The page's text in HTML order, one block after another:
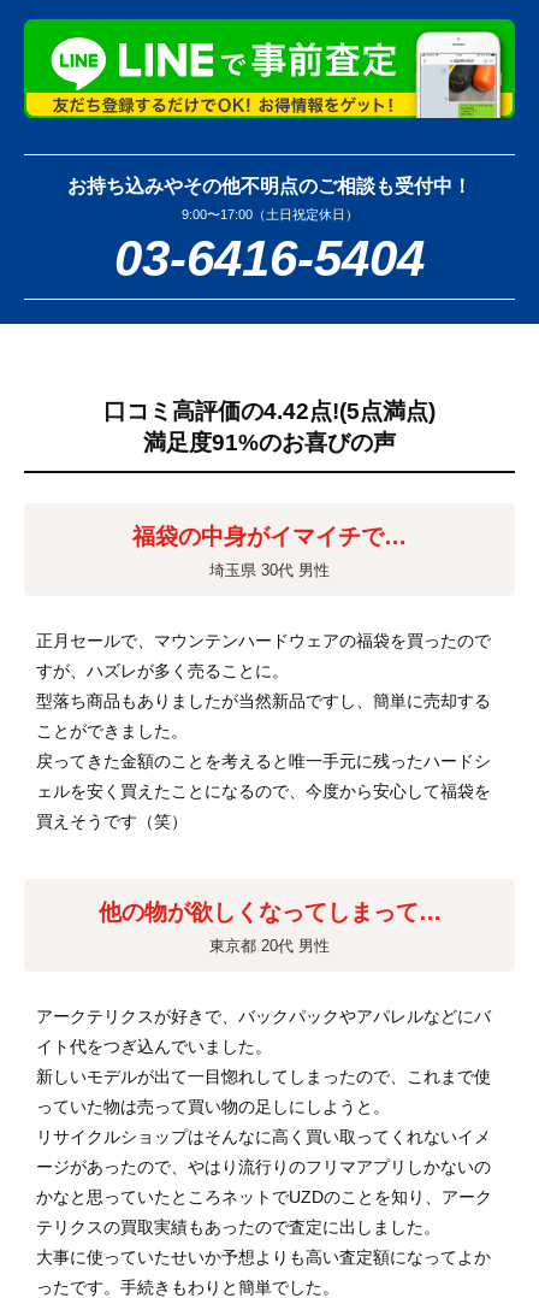
お持ち込みやその他不明点のご相談も受付中！
9:00〜17:00（土日祝定休日）
03-6416-5404
口コミ高評価の4.42点!(5点満点)
満足度91%のお喜びの声
福袋の中身がイマイチで…
埼玉県 30代 男性
正月セールで、マウンテンハードウェアの福袋を買ったので
すが、ハズレが多く売ることに。
型落ち商品もありましたが当然新品ですし、簡単に売却する
ことができました。
戻ってきた金額のことを考えると唯一手元に残ったハードシ
ェルを安く買えたことになるので、今度から安心して福袋を
買えそうです（笑）
他の物が欲しくなってしまって…
東京都 20代 男性
アークテリクスが好きで、バックパックやアパレルなどにバ
イト代をつぎ込んでいました。
新しいモデルが出て一目惚れしてしまったので、これまで使
っていた物は売って買い物の足しにしようと。
リサイクルショップはそんなに高く買い取ってくれないイメ
ージがあったので、やはり流行りのフリマアプリしかないの
かなと思っていたところネットでUZDのことを知り、アーク
テリクスの買取実績もあったので査定に出しました。
大事に使っていたせいか予想よりも高い査定額になってよか
ったです。手続きもわりと簡単でした。